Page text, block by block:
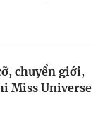
chuyển giới,
Miss Universe